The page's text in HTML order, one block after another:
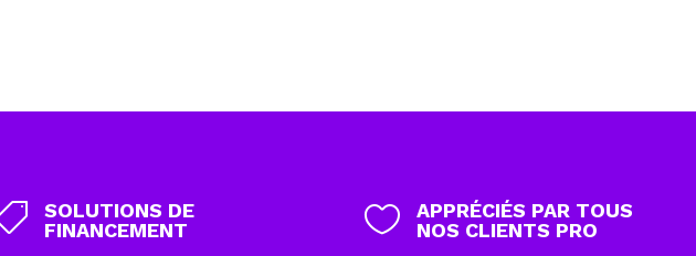
SOLUTIONS DE
FINANCEMENT

APPRÉCIÉS PAR TOUS
NOS CLIENTS PRO